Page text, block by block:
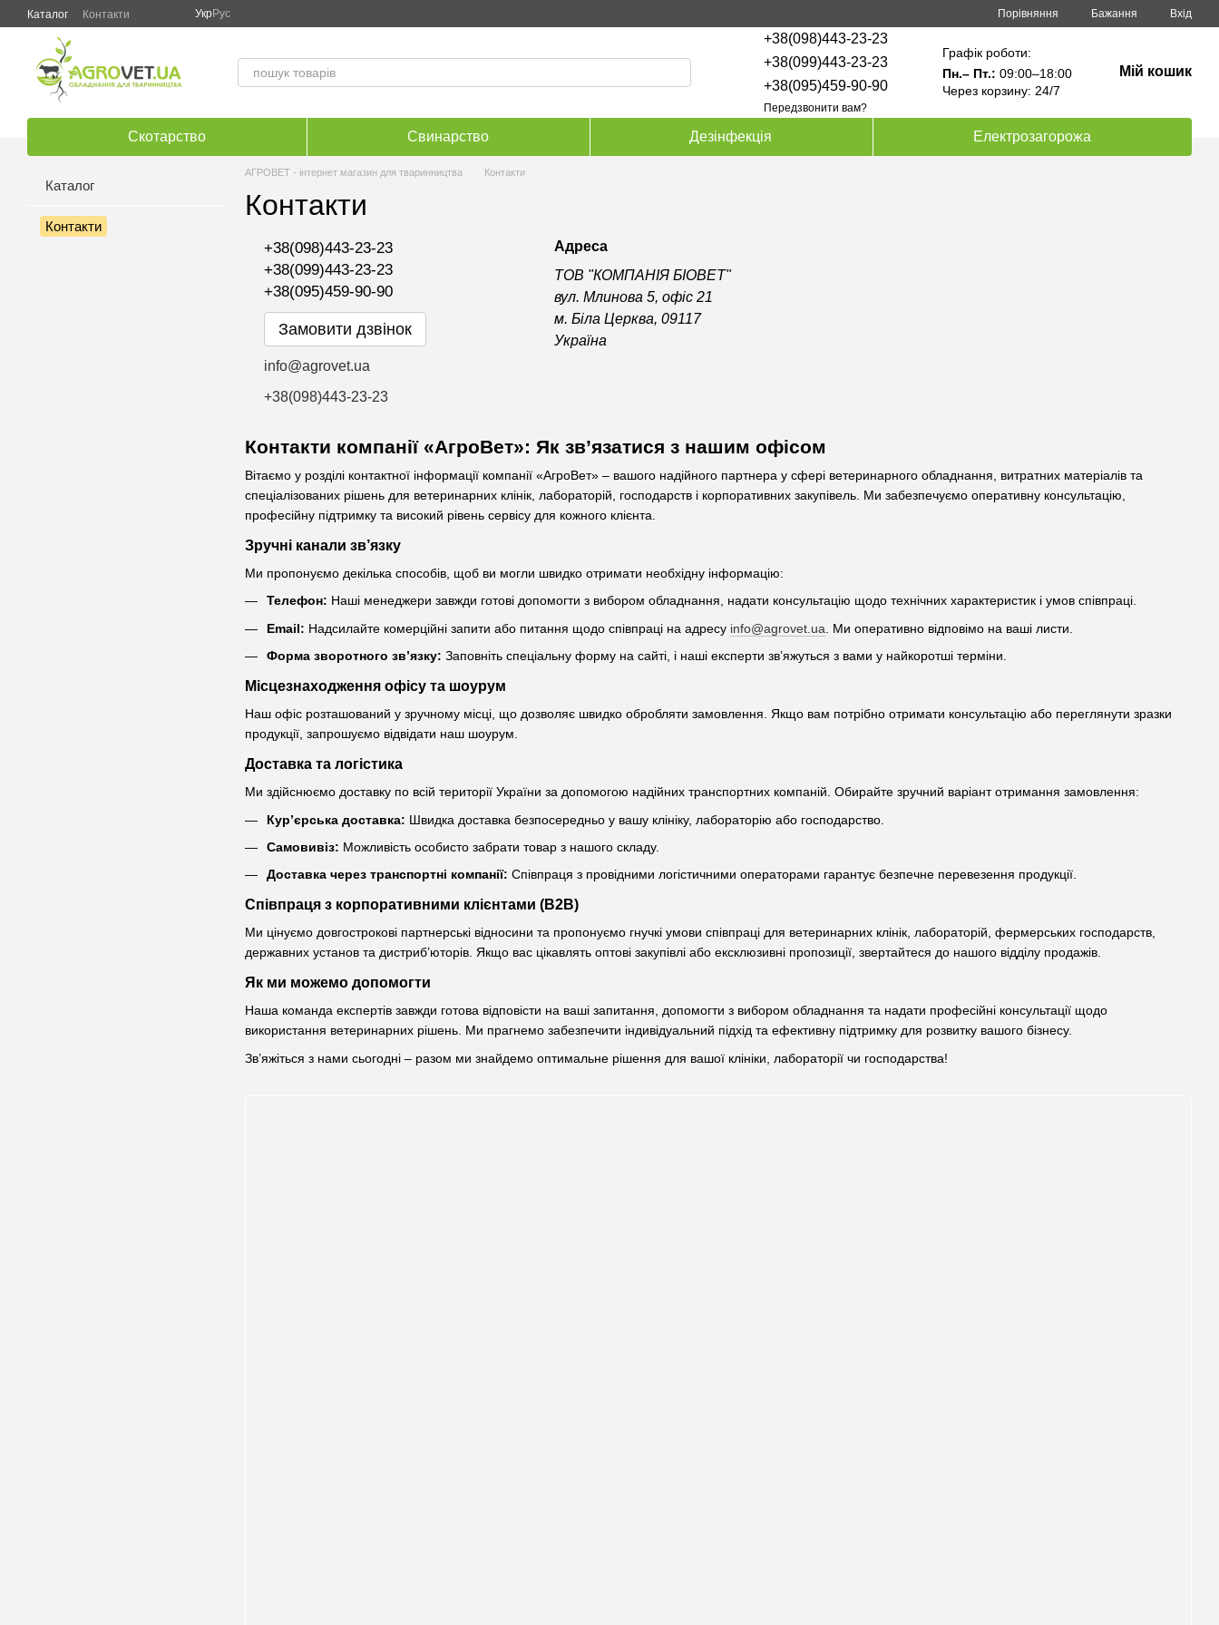
Перейти до основного контенту
Каталог Контакти УкрРус Порівняння Бажання Вхід
+38(098)443-23-23
+38(099)443-23-23
+38(095)459-90-90
Передзвонити вам?
Графік роботи:
Пн.– Пт.: 09:00–18:00
Через корзину: 24/7
Мій кошик
Скотарство Свинарство Дезінфекція Електрозагорожа
АГРОВЕТ - інтернет магазин для тваринництва Контакти
Контакти
+38(098)443-23-23
+38(099)443-23-23
+38(095)459-90-90
Замовити дзвінок
info@agrovet.ua
+38(098)443-23-23
Адреса
ТОВ "КОМПАНІЯ БІОВЕТ"
вул. Млинова 5, офіс 21
м. Біла Церква, 09117
Україна
Контакти компанії «АгроВет»: Як зв’язатися з нашим офісом
Вітаємо у розділі контактної інформації компанії «АгроВет» – вашого надійного партнера у сфері ветеринарного обладнання, витратних матеріалів та
спеціалізованих рішень для ветеринарних клінік, лабораторій, господарств і корпоративних закупівель. Ми забезпечуємо оперативну консультацію,
професійну підтримку та високий рівень сервісу для кожного клієнта.
Зручні канали зв’язку
Ми пропонуємо декілька способів, щоб ви могли швидко отримати необхідну інформацію:
Телефон: Наші менеджери завжди готові допомогти з вибором обладнання, надати консультацію щодо технічних характеристик і умов співпраці.
Email: Надсилайте комерційні запити або питання щодо співпраці на адресу info@agrovet.ua . Ми оперативно відповімо на ваші листи.
Форма зворотного зв’язку: Заповніть спеціальну форму на сайті, і наші експерти зв’яжуться з вами у найкоротші терміни.
Місцезнаходження офісу та шоурум
Наш офіс розташований у зручному місці, що дозволяє швидко обробляти замовлення. Якщо вам потрібно отримати консультацію або переглянути зразки
продукції, запрошуємо відвідати наш шоурум.
Доставка та логістика
Ми здійснюємо доставку по всій території України за допомогою надійних транспортних компаній. Обирайте зручний варіант отримання замовлення:
Кур’єрська доставка: Швидка доставка безпосередньо у вашу клініку, лабораторію або господарство.
Самовивіз: Можливість особисто забрати товар з нашого складу.
Доставка через транспортні компанії: Співпраця з провідними логістичними операторами гарантує безпечне перевезення продукції.
Співпраця з корпоративними клієнтами (B2B)
Ми цінуємо довгострокові партнерські відносини та пропонуємо гнучкі умови співпраці для ветеринарних клінік, лабораторій, фермерських господарств,
державних установ та дистриб’юторів. Якщо вас цікавлять оптові закупівлі або ексклюзивні пропозиції, звертайтеся до нашого відділу продажів.
Як ми можемо допомогти
Наша команда експертів завжди готова відповісти на ваші запитання, допомогти з вибором обладнання та надати професійні консультації щодо
використання ветеринарних рішень. Ми прагнемо забезпечити індивідуальний підхід та ефективну підтримку для розвитку вашого бізнесу.
Зв’яжіться з нами сьогодні – разом ми знайдемо оптимальне рішення для вашої клініки, лабораторії чи господарства!
Каталог
Контакти